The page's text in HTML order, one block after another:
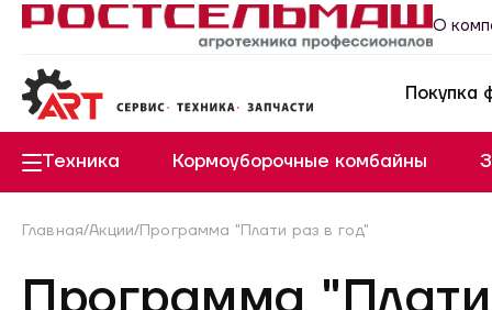
О
Покупка
Техника Кормоуборочные комбайны
Главная/Акции/Программа "Плати раз в год"